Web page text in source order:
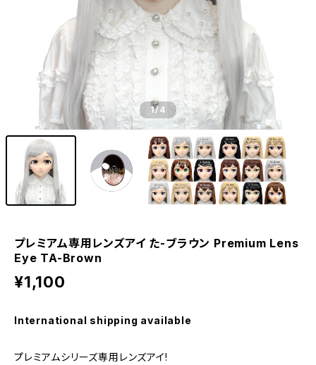
1/4
プレミアム専用レンズアイ た-ブラウン Premium Lens
Eye TA-Brown
¥1,100
International shipping available
プレミアムシリーズ専用レンズアイ!